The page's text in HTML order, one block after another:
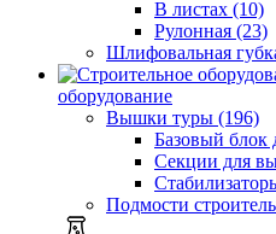
В листах (10)
Рулонная (23)
Шлифовальная
оборудование
Вышки туры (196)
Базовый
Секции для
Подмости